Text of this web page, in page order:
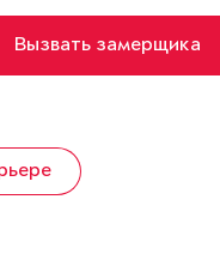
Вызвать замерщика